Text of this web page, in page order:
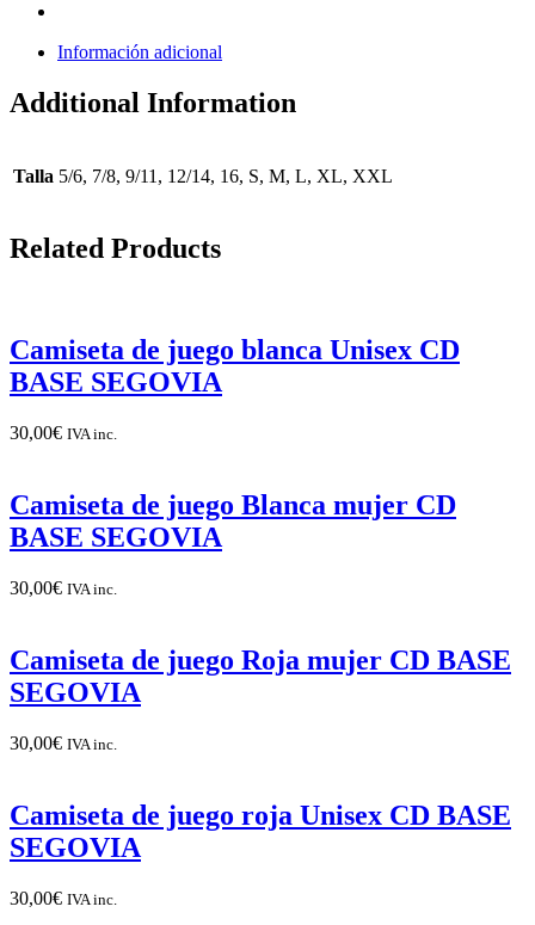
Información adicional
Additional Information
Talla 5/6, 7/8, 9/11, 12/14, 16, S, M, L, XL, XXL
Related Products
Camiseta de juego blanca Unisex CD
BASE SEGOVIA
30,00€ IVA inc.
Camiseta de juego Blanca mujer CD
BASE SEGOVIA
30,00€ IVA inc.
Camiseta de juego Roja mujer CD BASE
SEGOVIA
30,00€ IVA inc.
Camiseta de juego roja Unisex CD BASE
SEGOVIA
30,00€ IVA inc.